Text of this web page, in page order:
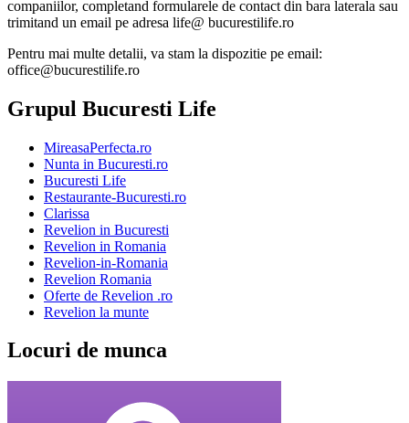
companiilor, completand formularele de contact din bara laterala sau
trimitand un email pe adresa life@ bucurestilife.ro
Pentru mai multe detalii, va stam la dispozitie pe email:
office@bucurestilife.ro
Grupul Bucuresti Life
MireasaPerfecta.ro
Nunta in Bucuresti.ro
Bucuresti Life
Restaurante-Bucuresti.ro
Clarissa
Revelion in Bucuresti
Revelion in Romania
Revelion-in-Romania
Revelion Romania
Oferte de Revelion .ro
Revelion la munte
Locuri de munca